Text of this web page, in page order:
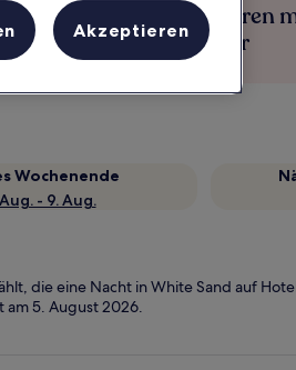
Mehr sparen
Mitglieder
Wochenende
- 9. Aug.
die eine Nacht in White Sand auf
am5. August 2026.
Akzeptieren